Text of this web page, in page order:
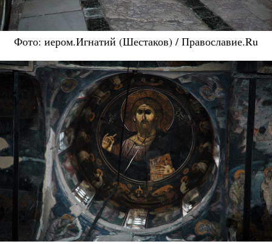
Фото: иером.Игнатий (Шестаков) / Православие.Ru